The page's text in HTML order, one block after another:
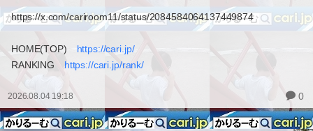
https://x.com/cariroom11/status/2084584064137449874
HOME(TOP) https://cari.jp/
RANKING https://cari.jp/rank/
2026.08.04 19:18 0